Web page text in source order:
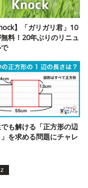
】「ガリガリ君」10
料！20年ぶりのリニュ
も解ける「正方形の辺
を求める問題にチャレ